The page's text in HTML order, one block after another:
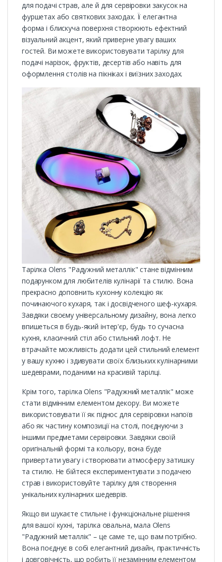
для подачі страв, але й для сервіровки закусок на
фуршетах або святкових заходах. Її елегантна
форма і блискуча поверхня створюють ефектний
візуальний акцент, який приверне увагу ваших
гостей. Ви можете використовувати тарілку для
подачі нарізок, фруктів, десертів або навіть для
оформлення столів на пікніках і виїзних заходах.
Тарілка Olens "Радужний металлік" стане відмінним
подарунком для любителів кулінарії та стилю. Вона
прекрасно доповнить кухонну колекцію як
починаючого кухаря, так і досвідченого шеф-кухаря.
Завдяки своєму універсальному дизайну, вона легко
впишеться в будь-який інтер'єр, будь то сучасна
кухня, класичний стіл або стильний лофт. Не
втрачайте можливість додати цей стильний елемент
у вашу кухню і здивувати своїх близьких кулінарними
шедеврами, поданими на красивій тарілці.
Крім того, тарілка Olens "Радужний металлік" може
стати відмінним елементом декору. Ви можете
використовувати її як піднос для сервіровки напоїв
або як частину композиції на столі, поєднуючи з
іншими предметами сервіровки. Завдяки своїй
оригінальній формі та кольору, вона буде
привертати увагу і створювати атмосферу затишку
та стилю. Не бійтеся експериментувати з подачею
страв і використовуйте тарілку для створення
унікальних кулінарних шедеврів.
Якщо ви шукаєте стильне і функціональне рішення
для вашої кухні, тарілка овальна, мала Olens
"Радужний металлік" – це саме те, що вам потрібно.
Вона поєднує в собі елегантний дизайн, практичність
і довговічність, що робить її незамінним елементом